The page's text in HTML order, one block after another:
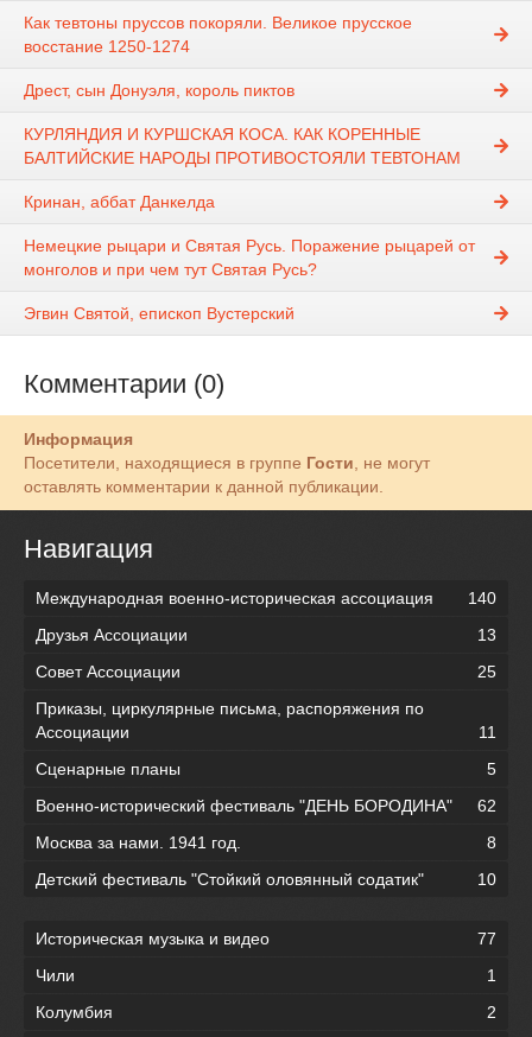
Как тевтоны пруссов покоряли. Великое прусское
восстание 1250-1274
Дрест, сын Донуэля, король пиктов
КУРЛЯНДИЯ И КУРШСКАЯ КОСА. КАК КОРЕННЫЕ
БАЛТИЙСКИЕ НАРОДЫ ПРОТИВОСТОЯЛИ ТЕВТОНАМ
Кринан, аббат Данкелда
Немецкие рыцари и Святая Русь. Поражение рыцарей от
монголов и при чем тут Святая Русь?
Эгвин Святой, епископ Вустерский
Комментарии (0)
Информация
Посетители, находящиеся в группе Гости , не могут
оставлять комментарии к данной публикации.
Навигация
Международная военно-историческая ассоциация
140
Друзья Ассоциации
13
Совет Ассоциации
25
Приказы, циркулярные письма, распоряжения по
Ассоциации
11
Сценарные планы
5
Военно-исторический фестиваль "ДЕНЬ БОРОДИНА"
62
Москва за нами. 1941 год.
8
Детский фестиваль "Стойкий оловянный содатик"
10
Историческая музыка и видео
77
Чили
1
Колумбия
2